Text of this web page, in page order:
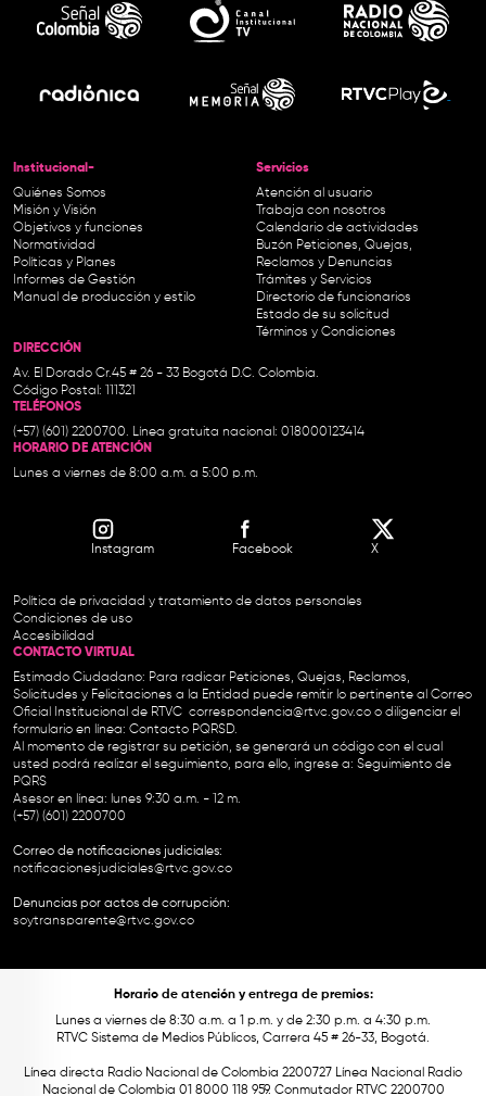
Institucional-
Quiénes Somos
Misión y Visión
Objetivos y funciones
Normatividad
Políticas y Planes
Informes de Gestión
Manual de producción y estilo
Servicios
Atención al usuario
Trabaja con nosotros
Calendario de actividades
Buzón Peticiones, Quejas,
Reclamos y Denuncias
Trámites y Servicios
Directorio de funcionarios
Estado de su solicitud
Términos y Condiciones
DIRECCIÓN
Av. El Dorado Cr.45 # 26 - 33 Bogotá D.C. Colombia.
Código Postal: 111321
TELÉFONOS
(+57) (601) 2200700. Línea gratuita nacional: 018000123414
HORARIO DE ATENCIÓN
Lunes a viernes de 8:00 a.m. a 5:00 p.m.
Instagram Facebook X
Política de privacidad y tratamiento de datos personales
Condiciones de uso
Accesibilidad
CONTACTO VIRTUAL
Estimado Ciudadano: Para radicar Peticiones, Quejas, Reclamos,
Solicitudes y Felicitaciones a la Entidad puede remitir lo pertinente al Correo
Oficial Institucional de RTVC correspondencia@rtvc.gov.co o diligenciar el
formulario en línea: Contacto PQRSD.
Al momento de registrar su petición, se generará un código con el cual
usted podrá realizar el seguimiento, para ello, ingrese a: Seguimiento de
PQRS
Asesor en línea: lunes 9:30 a.m. - 12 m.
(+57) (601) 2200700
Correo de notificaciones judiciales:
notificacionesjudiciales@rtvc.gov.co
Denuncias por actos de corrupción:
soytransparente@rtvc.gov.co
Horario de atención y entrega de premios:
Lunes a viernes de 8:30 a.m. a 1 p.m. y de 2:30 p.m. a 4:30 p.m.
RTVC Sistema de Medios Públicos, Carrera 45 # 26-33, Bogotá.
Línea directa Radio Nacional de Colombia 2200727 Línea Nacional Radio
Nacional de Colombia 01 8000 118 959. Conmutador RTVC 2200700